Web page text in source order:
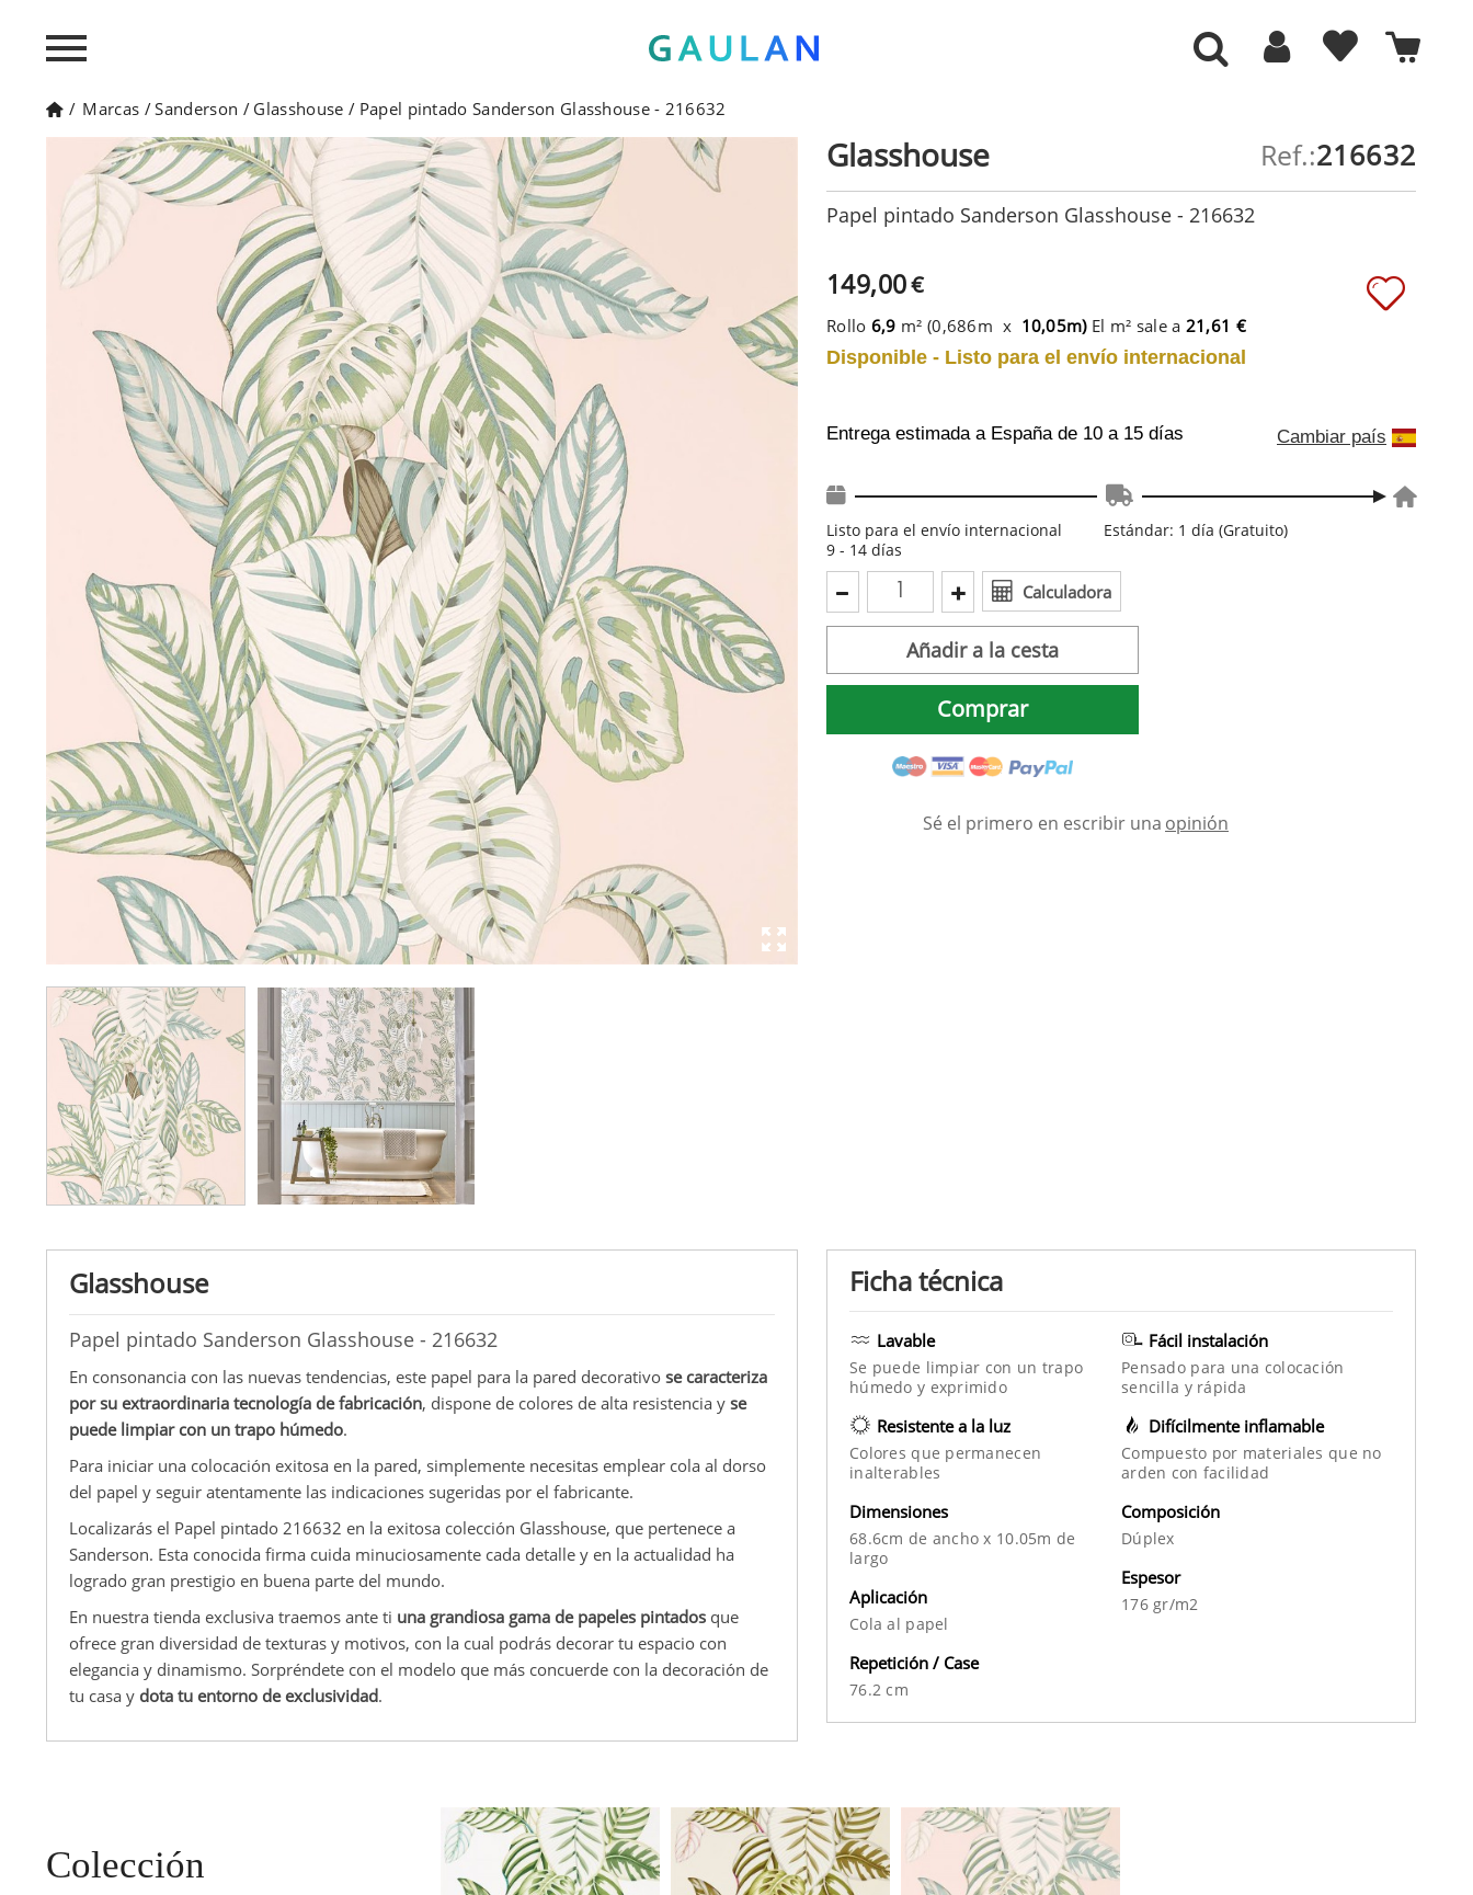
/ Marcas /Sanderson / Glasshouse / Papel pintado Sanderson Glasshouse - 216632
Glasshouse
Papel pintado Sanderson Glasshouse - 216632
En consonancia con las nuevas tendencias, este papel para la pared decorativo se caracteriza
por su extraordinaria tecnología de fabricación, dispone de colores de alta resistencia y se
puede limpiar con un trapo húmedo.
Para iniciar una colocación exitosa en la pared, simplemente necesitas emplear cola al dorso
del papel y seguir atentamente las indicaciones sugeridas por el fabricante.
Localizarás el Papel pintado 216632 en la exitosa colección Glasshouse, que pertenece a
Sanderson. Esta conocida firma cuida minuciosamente cada detalle y en la actualidad ha
logrado gran prestigio en buena parte del mundo.
En nuestra tienda exclusiva traemos ante ti una grandiosa gama de papeles pintados que
ofrece gran diversidad de texturas y motivos, con la cual podrás decorar tu espacio con
elegancia y dinamismo. Sorpréndete con el modelo que más concuerde con la decoración de
tu casa y dota tu entorno de exclusividad.
Glasshouse 216632
Ref.:
Papel pintado Sanderson Glasshouse - 216632
149,00€
Rollo 6,9 m² (0,686m x 10,05m) El m² sale a 21,61 €
Disponible - Listo para el envío internacional
Entrega estimada a España de 10 a 15 días Cambiar país
Listo para el envío internacional
9 - 14 días
Estándar: 1 día (Gratuito)
Calculadora
Añadir a la cesta
Comprar
Sé el primero en escribir una opinión
Ficha técnica
Lavable
Se puede limpiar con un trapo
húmedo y exprimido
Resistente a la luz
Colores que permanecen
inalterables
Fácil instalación
Pensado para una colocación
sencilla y rápida
Difícilmente inflamable
Compuesto por materiales que no
arden con facilidad
Dimensiones
68.6cm de ancho x 10.05m de
largo
Aplicación
Cola al papel
Repetición / Case
76.2 cm
Composición
Dúplex
Espesor
176 gr/m2
Colección